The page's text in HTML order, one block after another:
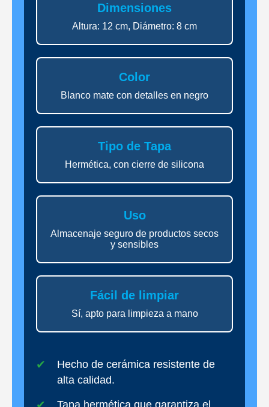
Dimensiones
Altura: 12 cm, Diámetro: 8 cm
Color
Blanco mate con detalles en negro
Tipo de Tapa
Hermética, con cierre de silicona
Uso
Almacenaje seguro de productos secos
y sensibles
Fácil de limpiar
Sí, apto para limpieza a mano
Hecho de cerámica resistente de
alta calidad.
Tapa hermética que garantiza el